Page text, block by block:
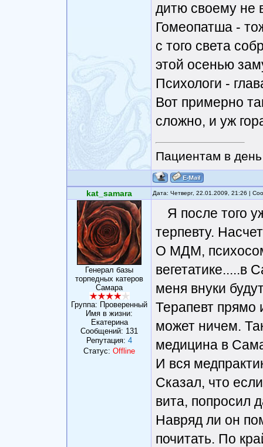
дитю своему не
Гомеопатша -
с того света
этой осенью
Психологи -
Вот примерно
сложно, и уж
Пациентам в
kat_samara Дата: Четверг, 22.01.2009, 21:26 |
Генерал базы
торпедных катеров
Самара
Группа: Проверенный
Имя в жизни:
Екатерина
Сообщений: 131
Репутация: 4
Статус: Offline
Я после того
терпевту.
О МДМ,
вегетатике.....в
меня внуки
Терапевт прямо
может ничем.
медицина в
И вся
Сказал, что
вита, попросил
Навряд ли он
почитать. По